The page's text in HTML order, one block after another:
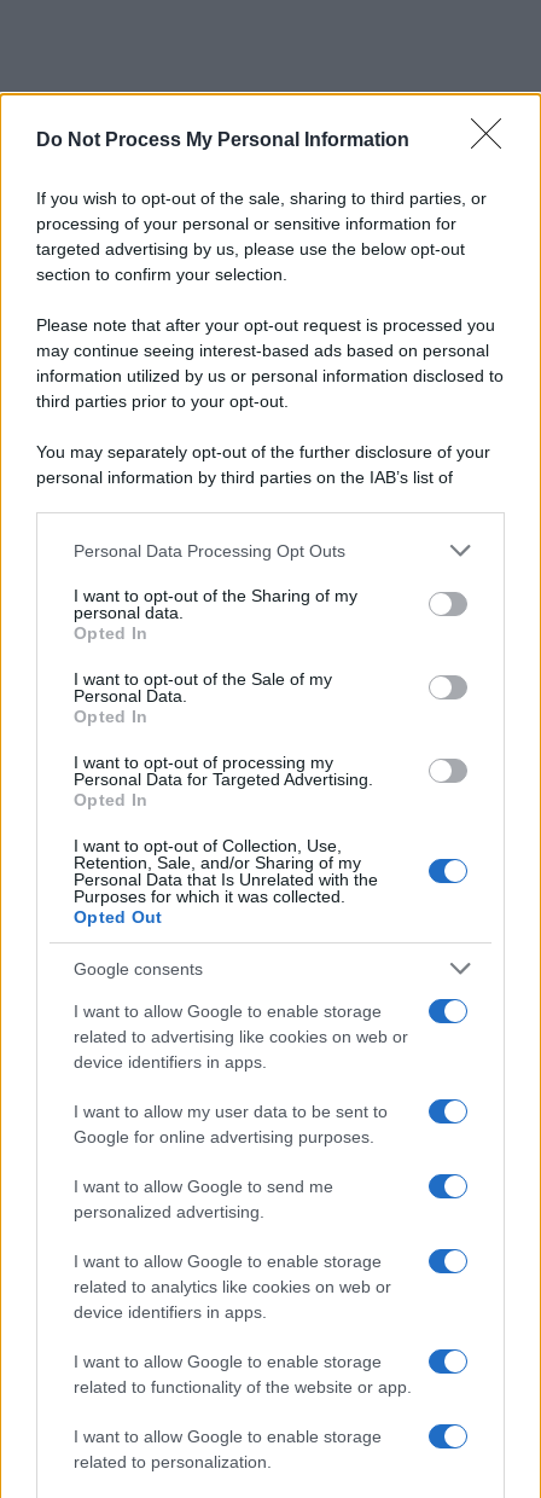
Do Not Process My Personal Information
If you wish to opt-out of the sale, sharing to third parties, or
processing of your personal or sensitive information for
targeted advertising by us, please use the below opt-out
section to confirm your selection.
Please note that after your opt-out request is processed you
may continue seeing interest-based ads based on personal
information utilized by us or personal information disclosed to
third parties prior to your opt-out.
You may separately opt-out of the further disclosure of your
personal information by third parties on the IAB’s list of
This information may also be disclosed by us to third parties
disclose it to other third parties.
Please note that this website/app uses one or more Google
services and may gather and store information including but
not limited to your visit or usage behaviour. You may click to
grant or deny consent to Google and its third-party tags to
consent section.
Personal Data Processing Opt Outs
I want to opt-out of the Sharing of my
personal data.
Opted In
I want to opt-out of the Sale of my
Personal Data.
Opted In
I want to opt-out of processing my
Personal Data for Targeted Advertising.
Opted In
I want to opt-out of Collection, Use,
Retention, Sale, and/or Sharing of my
Personal Data that Is Unrelated with the
Purposes for which it was collected.
Opted Out
Google consents
I want to allow Google to enable storage
related to advertising like cookies on web or
device identifiers in apps.
I want to allow my user data to be sent to
Google for online advertising purposes.
I want to allow Google to send me
personalized advertising.
I want to allow Google to enable storage
related to analytics like cookies on web or
device identifiers in apps.
I want to allow Google to enable storage
related to functionality of the website or app.
I want to allow Google to enable storage
related to personalization.